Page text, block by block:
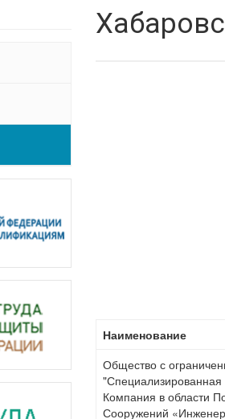
Наименование
Общество с
Компания в области
Сооружений